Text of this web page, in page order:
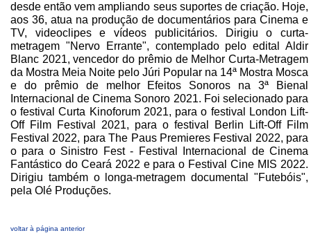
desde então vem ampliando seus suportes de criação. Hoje,
aos 36, atua na produção de documentários para Cinema e
TV, videoclipes e vídeos publicitários. Dirigiu o curta-
metragem "Nervo Errante", contemplado pelo edital Aldir
Blanc 2021, vencedor do prêmio de Melhor Curta-Metragem
da Mostra Meia Noite pelo Júri Popular na 14ª Mostra Mosca
e do prêmio de melhor Efeitos Sonoros na 3ª Bienal
Internacional de Cinema Sonoro 2021. Foi selecionado para
o festival Curta Kinoforum 2021, para o festival London Lift-
Off Film Festival 2021, para o festival Berlin Lift-Off Film
Festival 2022, para The Paus Premieres Festival 2022, para
o para o Sinistro Fest - Festival Internacional de Cinema
Fantástico do Ceará 2022 e para o Festival Cine MIS 2022.
Dirigiu também o longa-metragem documental "Futebóis",
pela Olé Produções.
voltar à página anterior